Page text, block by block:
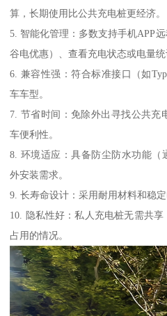
算，长期使用比公共充电桩更经济。
5. 智能化管理：多数支持手机APP
谷电优惠）、查看充电状态或电量统
6. 兼容性强：符合标准接口（如
车车型。
7. 节省时间：免除外出寻找公共充
车便利性。
8. 环境适应：具备防尘防水功能（
外安装需求。
9. 长寿命设计：采用耐用材料和稳
10. 隐私性好：私人充电桩无需共
占用的情况。